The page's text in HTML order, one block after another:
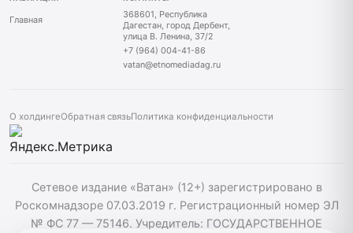
Главная
368601, Республика
Дагестан, город Дербент,
улица В. Ленина, 37/2
+7 (964) 004-41-86
vatan@etnomediadag.ru
О холдингеОбратная связьПолитика конфиденциальности
Сетевое издание «Ватан» (12+) зарегистрировано в
Роскомнадзоре 07.03.2019 г. Регистрационный номер ЭЛ
№ ФС 77 — 75146. Учредитель: ГОСУДАРСТВЕННОЕ